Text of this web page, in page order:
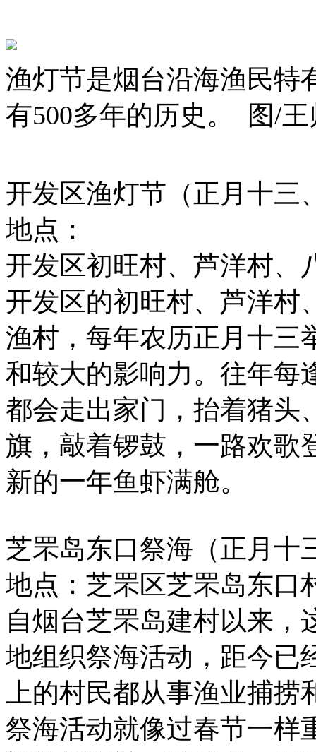
渔灯节是烟台沿海渔民特
有500多年的历史。 图/王
开发区渔灯节（正月十三
地点：
开发区初旺村、芦洋村、
开发区的初旺村、芦洋村
渔村，每年农历正月十三
和较大的影响力。往年每
都会走出家门，抬着猪头
旗，敲着锣鼓，一路欢歌
新的一年鱼虾满舱。
芝罘岛东口祭海（正月十
地点：芝罘区芝罘岛东口
自烟台芝罘岛建村以来，
地组织祭海活动，距今已
上的村民都从事渔业捕
祭海活动就像过春节一样